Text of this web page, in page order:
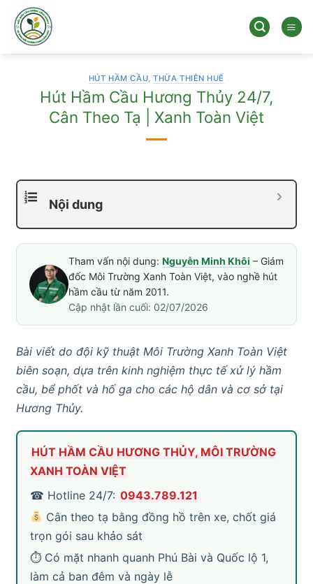
qua
dung
HÚT HẦM CẦU,THỪA THIÊN HUẾ
Hút Hầm Cầu Hương Thủy 24/7,
Cân Theo Tạ | Xanh Toàn Việt
Nội dung
Tham vấn nội dung: Nguyễn Minh Khôi – Giám
đốc Môi Trường Xanh Toàn Việt, vào nghề hút
hầm cầu từ năm 2011.
Cập nhật lần cuối: 02/07/2026
Bài viết do đội kỹ thuật Môi Trường Xanh Toàn Việt
biên soạn, dựa trên kinh nghiệm thực tế xử lý hầm
cầu, bể phốt và hố ga cho các hộ dân và cơ sở tại
Hương Thủy.
HÚT HẦM CẦU HƯƠNG THỦY, MÔI TRƯỜNG
XANH TOÀN VIỆT
☎ Hotline 24/7: 0943.789.121
Cân theo tạ bằng đồng hồ trên xe, chốt giá
trọn gói sau khảo sát
⏱ Có mặt nhanh quanh Phú Bài và Quốc lộ 1,
làm cả ban đêm và ngày lễ